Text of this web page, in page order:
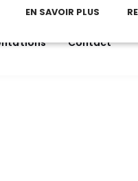
Contact
EN SAVOIR PLUS